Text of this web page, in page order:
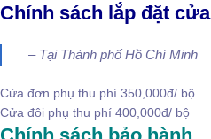
Chính sách lắp đặt
– Tại Thành phố Hồ Chí Minh
Cửa đơn phụ thu phí 350,000đ/ bộ
Cửa đôi phụ thu phí 400,000đ/ bộ